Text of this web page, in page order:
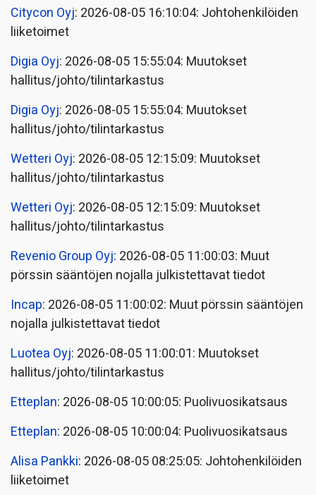
Citycon Oyj: 2026-08-05 16:10:04: Johtohenkilöiden
liiketoimet
Digia Oyj: 2026-08-05 15:55:04: Muutokset
hallitus/johto/tilintarkastus
Digia Oyj: 2026-08-05 15:55:04: Muutokset
hallitus/johto/tilintarkastus
Wetteri Oyj: 2026-08-05 12:15:09: Muutokset
hallitus/johto/tilintarkastus
Wetteri Oyj: 2026-08-05 12:15:09: Muutokset
hallitus/johto/tilintarkastus
Revenio Group Oyj: 2026-08-05 11:00:03: Muut
pörssin sääntöjen nojalla julkistettavat tiedot
Incap: 2026-08-05 11:00:02: Muut pörssin sääntöjen
nojalla julkistettavat tiedot
Luotea Oyj: 2026-08-05 11:00:01: Muutokset
hallitus/johto/tilintarkastus
Etteplan: 2026-08-05 10:00:05: Puolivuosikatsaus
Etteplan: 2026-08-05 10:00:04: Puolivuosikatsaus
Alisa Pankki: 2026-08-05 08:25:05: Johtohenkilöiden
liiketoimet